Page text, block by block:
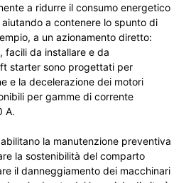
a ridurre il consumo energetico
a contenere lo spunto di
a un azionamento diretto:
facili da installare e da
starter sono progettati per
e la decelerazione dei motori
per gamme di corrente
A.
la manutenzione preventiva
la sostenibilità del comparto
il danneggiamento dei macchinari